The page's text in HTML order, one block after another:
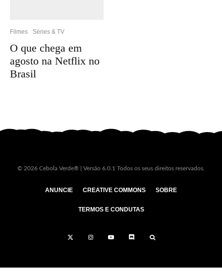
Filmes Séries & TV
O que chega em
agosto na Netflix no
Brasil
© 2026 Cebola Verde® | Versão 6.0.1 Todos os seus direitos reservados.
ANUNCIE CREATIVE COMMONS SOBRE
TERMOS E CONDUTAS